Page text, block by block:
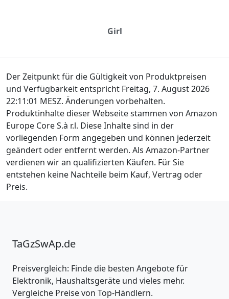
Girl
Der Zeitpunkt für die Gültigkeit von Produktpreisen
und Verfügbarkeit entspricht Freitag, 7. August 2026
22:11:01 MESZ. Änderungen vorbehalten.
Produktinhalte dieser Webseite stammen von Amazon
Europe Core S.à r.l. Diese Inhalte sind in der
vorliegenden Form angegeben und können jederzeit
geändert oder entfernt werden. Als Amazon-Partner
verdienen wir an qualifizierten Käufen. Für Sie
entstehen keine Nachteile beim Kauf, Vertrag oder
Preis.
TaGzSwAp.de
Preisvergleich: Finde die besten Angebote für
Elektronik, Haushaltsgeräte und vieles mehr.
Vergleiche Preise von Top-Händlern.